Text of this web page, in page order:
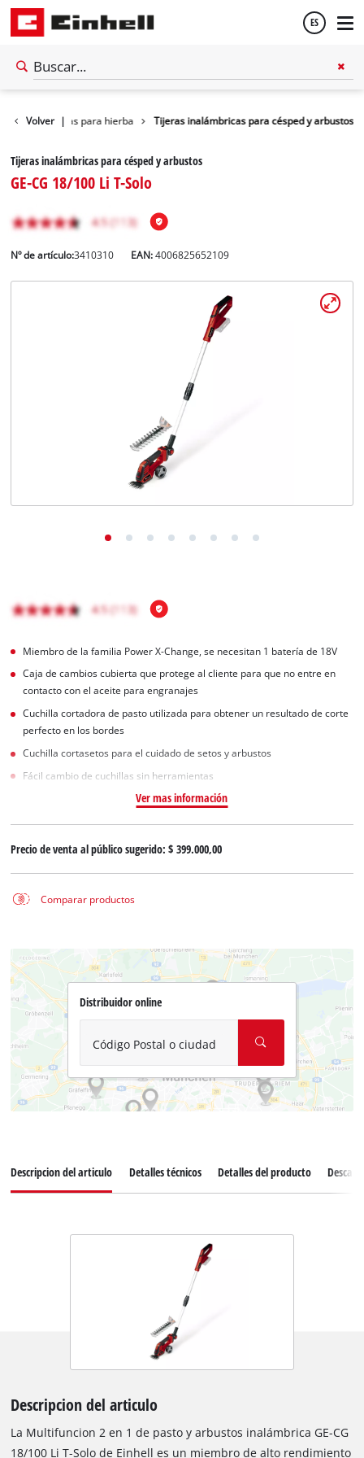
ES
Volver |
Cizallas para hierba Tijeras inalámbricas para césped y arbustos
Tijeras inalámbricas para césped y arbustos
GE-CG 18/100 Li T-Solo
Nº de artículo:3410310 EAN:4006825652109
Miembro de la familia Power X-Change, se necesitan 1 batería de 18V
Caja de cambios cubierta que protege al cliente para que no entre en
contacto con el aceite para engranajes
Cuchilla cortadora de pasto utilizada para obtener un resultado de corte
perfecto en los bordes
Cuchilla cortasetos para el cuidado de setos y arbustos
Fácil cambio de cuchillas sin herramientas
Ver mas información
Precio de venta al público sugerido:$ 399.000,00
Comparar productos
Distribuidor online
Código Postal o ciudad
Descripcion del articulo Detalles técnicos Detalles del producto
Descripcion del articulo
La Multifuncion 2 en 1 de pasto y arbustos inalámbrica GE-CG
18/100 Li T-Solo de Einhell es un miembro de alto rendimiento